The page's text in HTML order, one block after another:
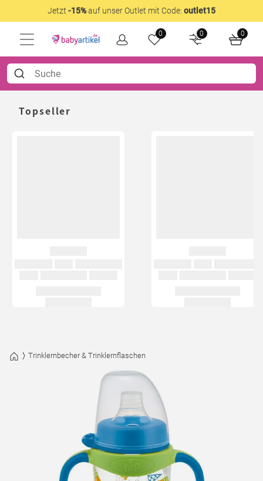
Jetzt -15%auf unser Outlet mit Code: outlet15
0 0 0
Topseller
Trinklernbecher & Trinklernflaschen